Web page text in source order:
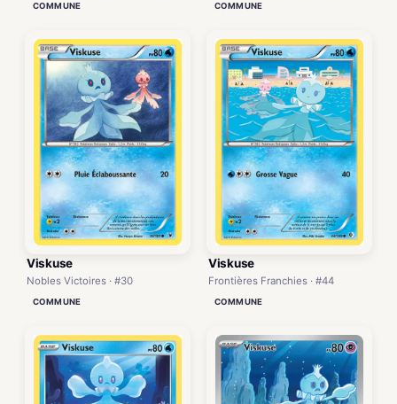
COMMUNE COMMUNE
Viskuse
Nobles Victoires · #30
COMMUNE
Viskuse
Frontières Franchies · #44
COMMUNE